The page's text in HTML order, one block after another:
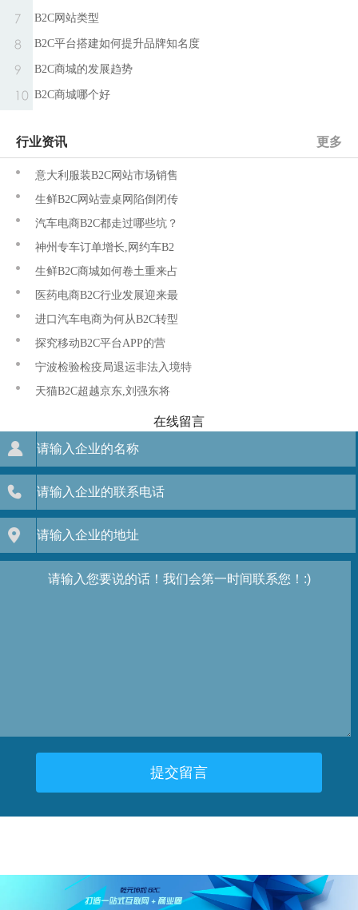
B2C网站类型
B2C平台搭建如何提升品牌知名度
B2C商城的发展趋势
B2C商城哪个好
行业资讯 更多
意大利服装B2C网站市场销售
生鲜B2C网站壹桌网陷倒闭传
汽车电商B2C都走过哪些坑？
神州专车订单增长,网约车B2
生鲜B2C商城如何卷土重来占
医药电商B2C行业发展迎来最
进口汽车电商为何从B2C转型
探究移动B2C平台APP的营
宁波检验检疫局退运非法入境特
天猫B2C超越京东,刘强东将
在线留言